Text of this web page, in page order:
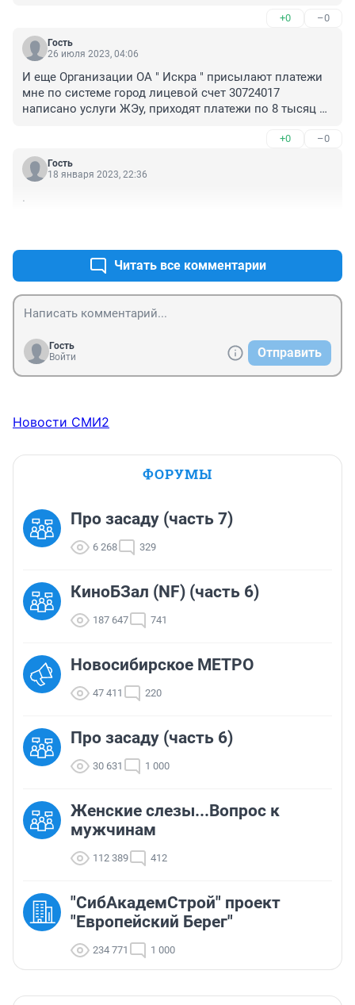
+0 –0
Гость
26 июля 2023, 04:06
И еще Организации ОА " Искра " присылают платежи
мне по системе город лицевой счет 30724017
написано услуги ЖЭу, приходят платежи по 8 тысяц в
+0 –0
Гость
18 января 2023, 22:36
.
Читать все комментарии
Гость
Войти
Отправить
Новости СМИ2
ФОРУМЫ
Про засаду (часть 7)
6 268 329
КиноБЗал (NF) (часть 6)
187 647 741
Новосибирское МЕТРО
47 411 220
Про засаду (часть 6)
30 631 1 000
Женские слезы...Вопрос к
мужчинам
112 389 412
"СибАкадемСтрой" проект
"Европейский Берег"
234 771 1 000